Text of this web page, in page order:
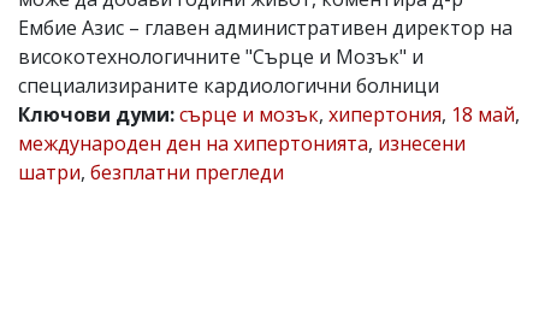
Коментарите
статиите
се
въвеждат
читателите
и
Ембие Азис – главен административен директор на
високотехнологичните "Сърце и Мозък" и
специализираните кардиологични болници
Ключови думи:сърце и мозък, хипертония, 18 май,
международен ден на хипертонията, изнесени
шатри, безплатни прегледи